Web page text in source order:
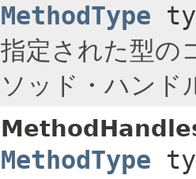
MethodType
指定された型の
ソッド・ハンド
MethodType